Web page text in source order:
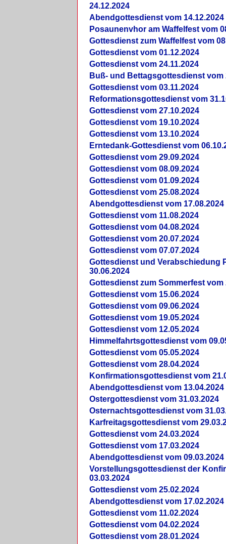
24.12.2024
Abendgottesdienst vom 14.12.2024
Posaunenvhor am Waffelfest vom
Gottesdienst zum Waffelfest vom
Gottesdienst vom 01.12.2024
Gottesdienst vom 24.11.2024
Buß- und Bettagsgottesdienst vom
Gottesdienst vom 03.11.2024
Reformationsgottesdienst vom
Gottesdienst vom 27.10.2024
Gottesdienst vom 19.10.2024
Gottesdienst vom 13.10.2024
Erntedank-Gottesdienst vom
Gottesdienst vom 29.09.2024
Gottesdienst vom 08.09.2024
Gottesdienst vom 01.09.2024
Gottesdienst vom 25.08.2024
Abendgottesdienst vom 17.08.2024
Gottesdienst vom 11.08.2024
Gottesdienst vom 04.08.2024
Gottesdienst vom 20.07.2024
Gottesdienst vom 07.07.2024
Gottesdienst und Verabschiedung
30.06.2024
Gottesdienst zum Sommerfest vom
Gottesdienst vom 15.06.2024
Gottesdienst vom 09.06.2024
Gottesdienst vom 19.05.2024
Gottesdienst vom 12.05.2024
Himmelfahrtsgottesdienst vom
Gottesdienst vom 05.05.2024
Gottesdienst vom 28.04.2024
Konfirmationsgottesdienst vom
Abendgottesdienst vom 13.04.2024
Ostergottesdienst vom 31.03.2024
Osternachtsgottesdienst vom
Karfreitagsgottesdienst vom
Gottesdienst vom 24.03.2024
Gottesdienst vom 17.03.2024
Abendgottesdienst vom 09.03.2024
Vorstellungsgottesdienst der
03.03.2024
Gottesdienst vom 25.02.2024
Abendgottesdienst vom 17.02.2024
Gottesdienst vom 11.02.2024
Gottesdienst vom 04.02.2024
Gottesdienst vom 28.01.2024